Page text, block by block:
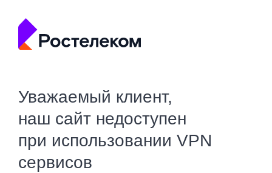
Уважаемый клиент,
наш сайт недоступен
при использовании VPN
сервисов